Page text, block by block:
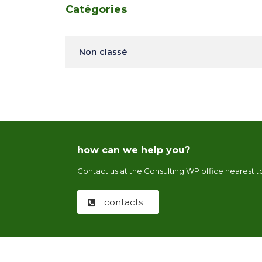
Catégories
Non classé
how can we help you?
Contact us at the Consulting WP office nearest
contacts